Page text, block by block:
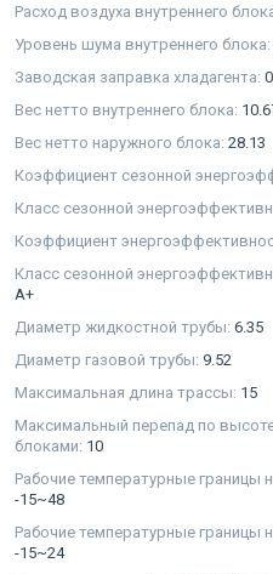
Расход воздуха внутреннего
Уровень шума внутреннего блока:
Заводская заправка хладагента:
Вес нетто внутреннего блока:
Вес нетто наружного блока: 28.13
Коэффициент сезонной
Класс сезонной
Коэффициент
Класс сезонной
A+
Диаметр жидкостной трубы: 6.35
Диаметр газовой трубы: 9.52
Максимальная длина трассы: 15
Максимальный перепад по
блоками: 10
Рабочие температурные границы
-15~48
Рабочие температурные границы
-15~24